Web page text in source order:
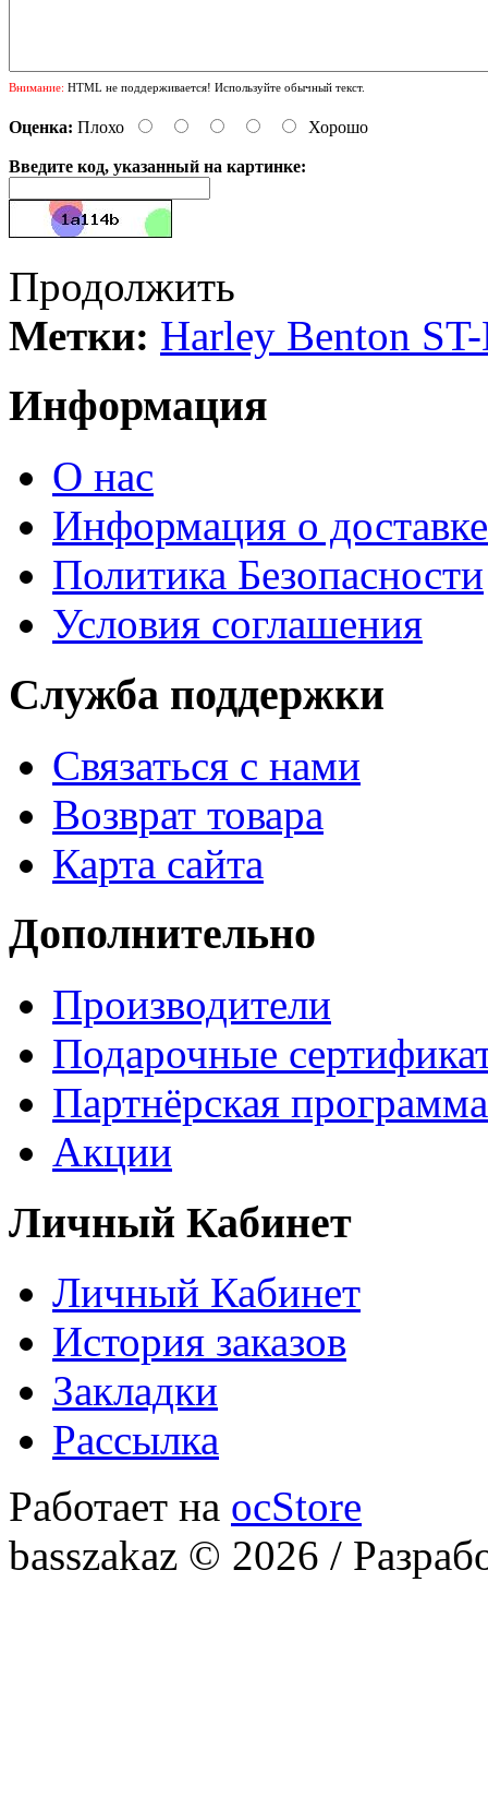
Внимание: HTML не поддерживается! Используйте обычный текст.
Оценка: Плохо Хорошо
Введите код, указанный на картинке:
Продолжить
Метки: Harley Benton
Информация
О нас
Информация о доставке
Политика Безопасности
Условия соглашения
Служба поддержки
Связаться с нами
Возврат товара
Карта сайта
Дополнительно
Производители
Подарочные
Партнёрская программа
Акции
Личный Кабинет
Личный Кабинет
История заказов
Закладки
Рассылка
Работает на ocStore
basszakaz © 2026 /